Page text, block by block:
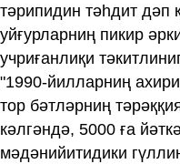
тәрипидин тәһдит дәп
уйғурларниң пикир
учриғанлиқи
"1990-йилларниң
тор бәтләрниң
кәлгәндә, 5000 ға
мәдәнийитидики